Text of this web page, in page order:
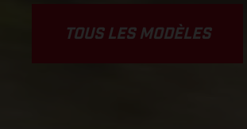
TOUS LES MODÈLES